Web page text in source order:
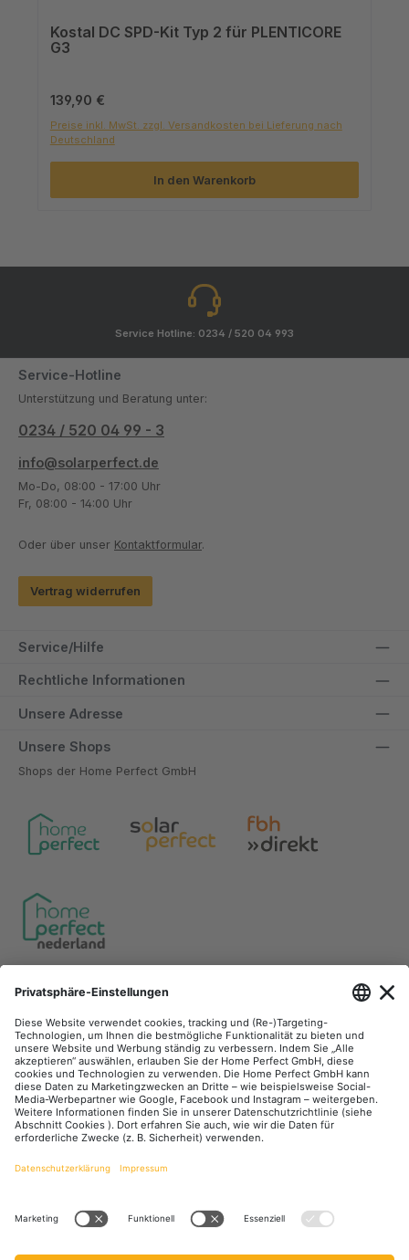
Kostal DC SPD-Kit Typ 2 für PLENTICORE
G3
Regulärer Preis:
139,90 €
Preise inkl. MwSt. zzgl. Versandkosten bei Lieferung nach
Deutschland
In den Warenkorb
Service Hotline: 0234 / 520 04 993
Service-Hotline
Unterstützung und Beratung unter:
0234 / 520 04 99 - 3
info@solarperfect.de
Mo-Do, 08:00 - 17:00 Uhr
Fr, 08:00 - 14:00 Uhr
Oder über unser Kontaktformular.
Vertrag widerrufen
Service/Hilfe
Rechtliche Informationen
Zahlungsarten
Versandarten
Unsere Adresse
FacebookInstagramYouTubeLinkedIn
Unsere Shops
Shops der Home Perfect GmbH